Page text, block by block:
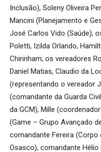
Inclusão), Soleny Oliveira
Mancini (Planejamento e
José Carlos Vido (Saúde);
Poletti, Izilda Orlando,
Chirinham; os vereadores
Daniel Matias, Claudio da
(representando o vereador
(comandante da Guarda
da GCM), Mille
(Game – Grupo Avançado
comandante Fereira
Osasco), comandante Hélio